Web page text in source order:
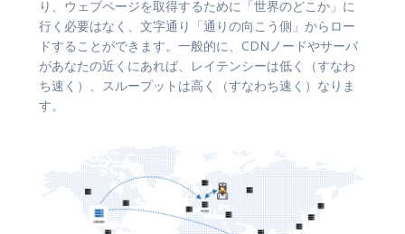
り、ウェブページを取得するために「世界のどこか」に
行く必要はなく、文字通り「通りの向こう側」からロー
ドすることができます。一般的に、CDNノードやサーバ
があなたの近くにあれば、レイテンシーは低く（すなわ
ち速く）、スループットは高く（すなわち速く）なりま
す。